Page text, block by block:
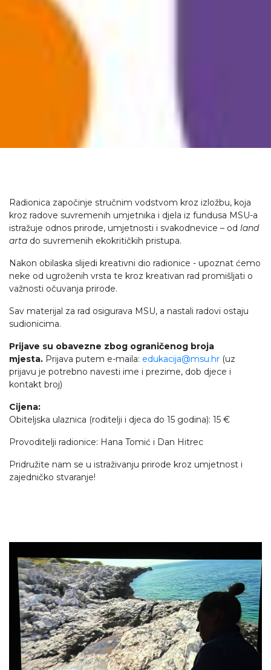
Radionica započinje stručnim vodstvom kroz izložbu, koja
kroz radove suvremenih umjetnika i djela iz fundusa MSU-a
istražuje odnos prirode, umjetnosti i svakodnevice – od land
arta do suvremenih ekokritičkih pristupa.
Nakon obilaska slijedi kreativni dio radionice - upoznat ćemo
neke od ugroženih vrsta te kroz kreativan rad promišljati o
važnosti očuvanja prirode.
Sav materijal za rad osigurava MSU, a nastali radovi ostaju
sudionicima.
Prijave su obavezne zbog ograničenog broja
mjesta. Prijava putem e-maila: edukacija@msu.hr (uz
prijavu je potrebno navesti ime i prezime, dob djece i
kontakt broj)
Cijena:
Obiteljska ulaznica (roditelji i djeca do 15 godina): 15 €
Provoditelji radionice: Hana Tomić i Dan Hitrec
Pridružite nam se u istraživanju prirode kroz umjetnost i
zajedničko stvaranje!